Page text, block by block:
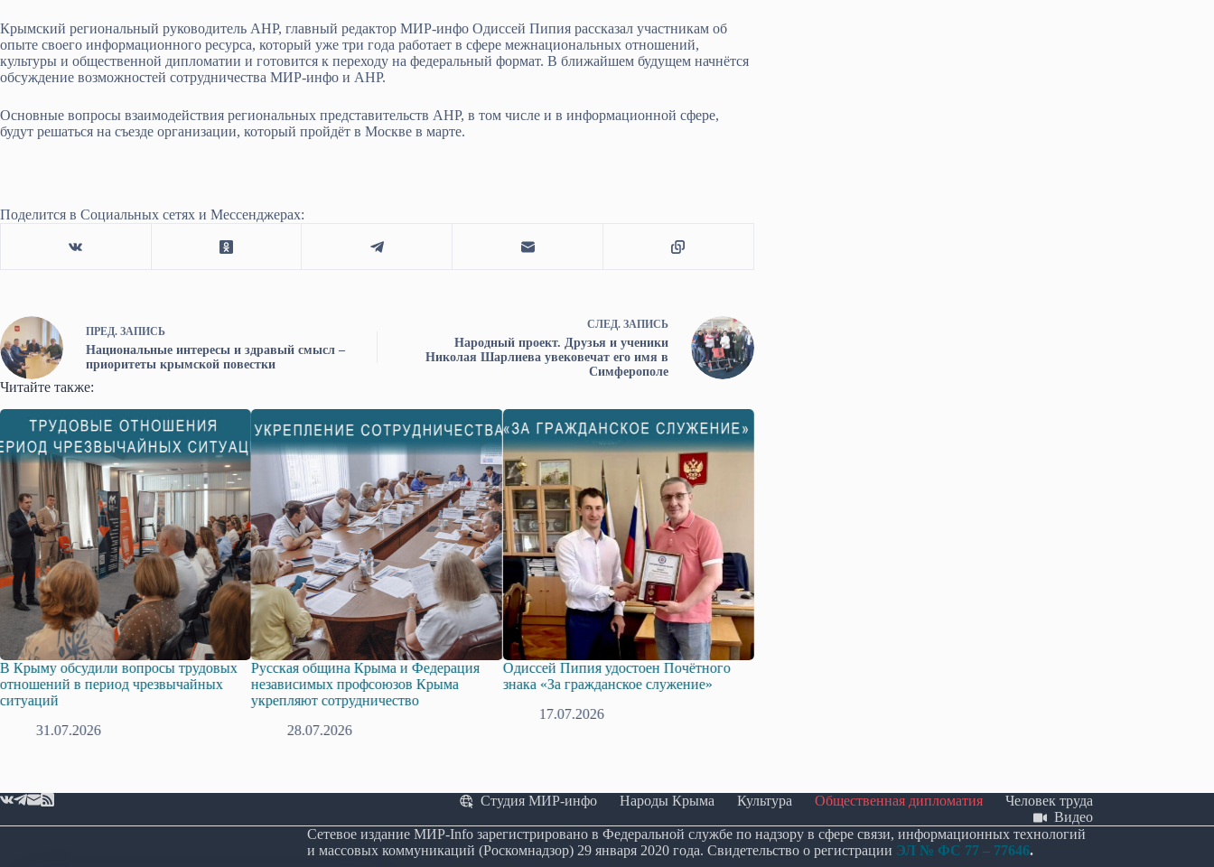
Крымский региональный руководитель АНР, главный редактор МИР-инфо Одиссей Пипия рассказал участникам об
опыте своего информационного ресурса, который уже три года работает в сфере межнациональных отношений,
культуры и общественной дипломатии и готовится к переходу на федеральный формат. В ближайшем будущем начнётся
обсуждение возможностей сотрудничества МИР-инфо и АНР.
Основные вопросы взаимодействия региональных представительств АНР, в том числе и в информационной сфере,
будут решаться на съезде организации, который пройдёт в Москве в марте.
Поделится в Социальных сетях и Мессенджерах:
ПРЕД. ЗАПИСЬ
Национальные интересы и здравый смысл –
приоритеты крымской повестки
СЛЕД. ЗАПИСЬ
Народный проект. Друзья и ученики
Николая Шарлиева увековечат его имя в
Симферополе
Читайте также:
обсудили вопросы трудовых
в период чрезвычайных
31.07.2026
Русская община Крыма и Федерация
независимых профсоюзов Крыма
укрепляют сотрудничество
28.07.2026
Одиссей Пипия удостоен Почётного
знака «За гражданское служение»
17.07.2026
Госдума приняла в первом чтении
Студия МИР-инфо Народы Крыма Культура Общественная дипломатия
Человек труда
Видео
Сетевое издание МИР-Info зарегистрировано в Федеральной службе по надзору в сфере связи, информационных технологий
и массовых коммуникаций (Роскомнадзор) 29 января 2020 года. Свидетельство о регистрации ЭЛ № ФС 77 – 77646.